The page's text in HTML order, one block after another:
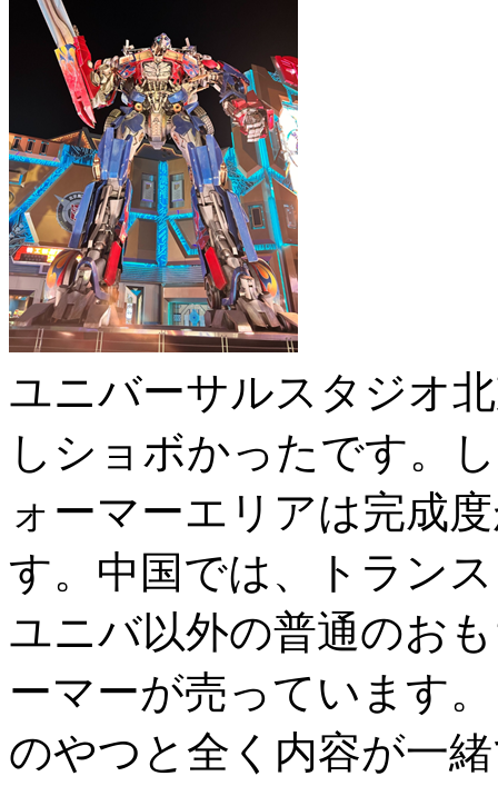
ユニバーサルスタジオ
しショボかったです。
ォーマーエリアは完成
す。中国では、トラン
ユニバ以外の普通のお
ーマーが売っています
のやつと全く内容が一